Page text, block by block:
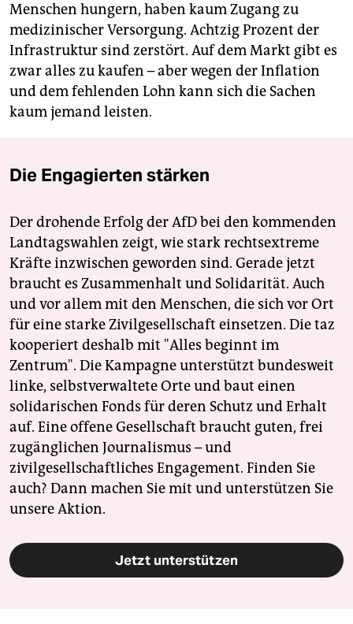
Menschen hungern, haben kaum Zugang zu
medizinischer Versorgung. Achtzig Prozent der
Infrastruktur sind zerstört. Auf dem Markt gibt es
zwar alles zu kaufen – aber wegen der Inflation
und dem fehlenden Lohn kann sich die Sachen
kaum jemand leisten.
Die Engagierten stärken
Der drohende Erfolg der AfD bei den kommenden
Landtagswahlen zeigt, wie stark rechtsextreme
Kräfte inzwischen geworden sind. Gerade jetzt
braucht es Zusammenhalt und Solidarität. Auch
und vor allem mit den Menschen, die sich vor Ort
für eine starke Zivilgesellschaft einsetzen. Die taz
kooperiert deshalb mit "Alles beginnt im
Zentrum". Die Kampagne unterstützt bundesweit
linke, selbstverwaltete Orte und baut einen
solidarischen Fonds für deren Schutz und Erhalt
auf. Eine offene Gesellschaft braucht guten, frei
zugänglichen Journalismus – und
zivilgesellschaftliches Engagement. Finden Sie
auch? Dann machen Sie mit und unterstützen Sie
unsere Aktion.
Jetzt unterstützen